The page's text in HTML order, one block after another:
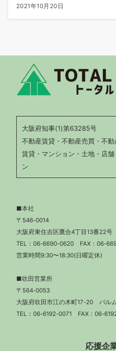
2021年10月20日
大阪府知事(1)第63285号
不動産賃貸・不動産売買・不動
賃貸・マンション・土地・店
ン
■本社
〒546-0014
大阪府東住吉区鷹合4丁目13番22号
TEL： 06-6690-0620 FAX：06-
営業時間9:30〜18:30(日曜定休)
■吹田営業所
〒564-0053
大阪府吹田市江の木町17-20 パル
TEL： 06-6192-0071 FAX：06-
応援企